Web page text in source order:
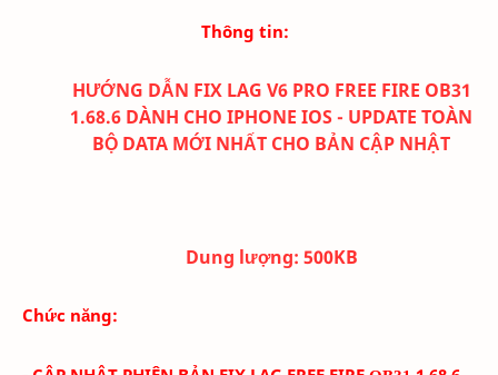
Thông tin:
HƯỚNG DẪN FIX LAG V6 PRO FREE FIRE OB31
1.68.6 DÀNH CHO IPHONE IOS - UPDATE TOÀN
BỘ DATA MỚI NHẤT CHO BẢN CẬP NHẬT
Dung lượng: 500KB
Chức năng: